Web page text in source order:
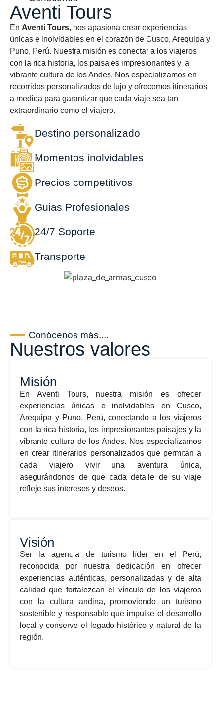
Aventi Tours
En Aventi Tours, nos apasiona crear experiencias
únicas e inolvidables en el corazón de Cusco, Arequipa y
Puno, Perú. Nuestra misión es conectar a los viajeros
con la rica historia, los paisajes impresionantes y la
vibrante cultura de los Andes. Nos especializamos en
recorridos personalizados de lujo y ofrecemos itinerarios
a medida para garantizar que cada viaje sea tan
extraordinario como el viajero.
Destino personalizado
Momentos inolvidables
Precios competitivos
Guias Profesionales
24/7 Soporte
Transporte
Conócenos más....
Nuestros valores
Misión
En Aventi Tours, nuestra misión es ofrecer
experiencias únicas e inolvidables en Cusco,
Arequipa y Puno, Perú, conectando a los viajeros
con la rica historia, los impresionantes paisajes y la
vibrante cultura de los Andes. Nos especializamos
en crear itinerarios personalizados que permitan a
cada viajero vivir una aventura única,
asegurándonos de que cada detalle de su viaje
refleje sus intereses y deseos.
Visión
Ser la agencia de turismo líder en el Perú,
reconocida por nuestra dedicación en ofrecer
experiencias auténticas, personalizadas y de alta
calidad que fortalezcan el vínculo de los viajeros
con la cultura andina, promoviendo un turismo
sostenible y responsable que impulse el desarrollo
local y conserve el legado histórico y natural de la
región.